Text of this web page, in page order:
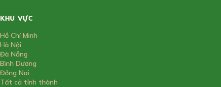
KHU VỰC
Hồ Chí Minh
Hà Nội
Đà Nẵng
Bình Dương
Đồng Nai
Tất cả tỉnh thành